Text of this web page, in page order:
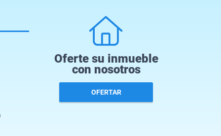
Oferte su inmueble
con nosotros
OFERTAR